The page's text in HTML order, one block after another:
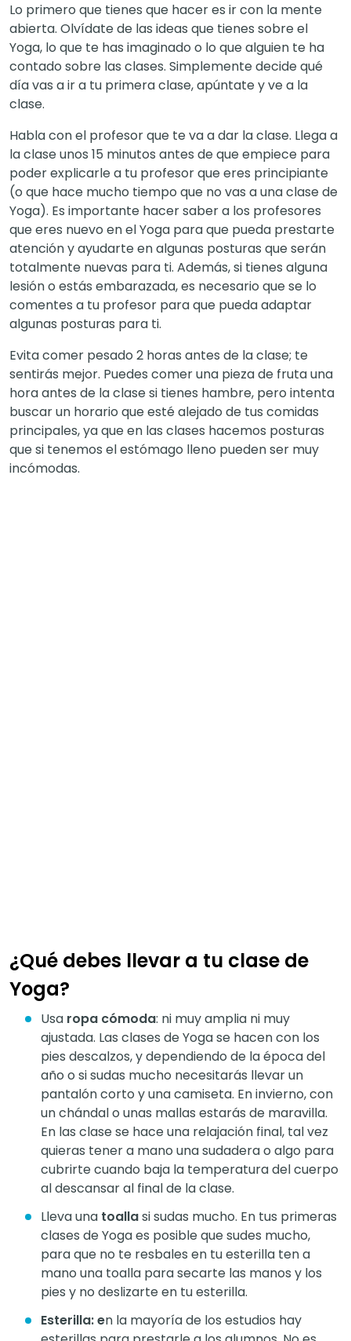
Lo primero que tienes que hacer es ir con la mente
abierta. Olvídate de las ideas que tienes sobre el
Yoga, lo que te has imaginado o lo que alguien te ha
contado sobre las clases. Simplemente decide qué
día vas a ir a tu primera clase, apúntate y ve a la
clase.
Habla con el profesor que te va a dar la clase. Llega a
la clase unos 15 minutos antes de que empiece para
poder explicarle a tu profesor que eres principiante
(o que hace mucho tiempo que no vas a una clase de
Yoga). Es importante hacer saber a los profesores
que eres nuevo en el Yoga para que pueda prestarte
atención y ayudarte en algunas posturas que serán
totalmente nuevas para ti. Además, si tienes alguna
lesión o estás embarazada, es necesario que se lo
comentes a tu profesor para que pueda adaptar
algunas posturas para ti.
Evita comer pesado 2 horas antes de la clase; te
sentirás mejor. Puedes comer una pieza de fruta una
hora antes de la clase si tienes hambre, pero intenta
buscar un horario que esté alejado de tus comidas
principales, ya que en las clases hacemos posturas
que si tenemos el estómago lleno pueden ser muy
incómodas.
¿Qué debes llevar a tu clase de
Yoga?
Usa ropa cómoda: ni muy amplia ni muy
ajustada. Las clases de Yoga se hacen con los
pies descalzos, y dependiendo de la época del
año o si sudas mucho necesitarás llevar un
pantalón corto y una camiseta. En invierno, con
un chándal o unas mallas estarás de maravilla.
En las clase se hace una relajación final, tal vez
quieras tener a mano una sudadera o algo para
cubrirte cuando baja la temperatura del cuerpo
al descansar al final de la clase.
Lleva una toallasi sudas mucho. En tus primeras
clases de Yoga es posible que sudes mucho,
para que no te resbales en tu esterilla ten a
mano una toalla para secarte las manos y los
pies y no deslizarte en tu esterilla.
Esterilla: en la mayoría de los estudios hay